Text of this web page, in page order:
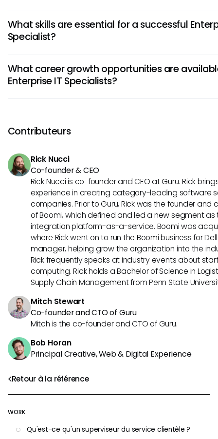
Retour à la référence
WORK
Qu'est-ce qu'un superviseur du service clientèle ?
organization's IT infrastructure, including network systems,
applications. They also play a key role in troubleshooting
What skills are essential for a successful
Specialist?
administration, cybersecurity, and database
problem-solving abilities, strong communication skills, and
What career growth opportunities are
Enterprise IT Specialists?
specializing in areas like cloud computing, artificial
Continuous learning, certifications, and staying updated
Contributeurs
Rick Nucci
Co-founder & CEO
Rick Nucci is co-founder and CEO at Guru. Rick
experience in creating category-leading software
companies. Prior to Guru, Rick was the founder
of Boomi, which defined and led a new segment
integration platform-as-a-service. Boomi was
where Rick went on to run the Boomi business for
manager, helping grow the organization into the
Rick frequently speaks at industry events about
computing. Rick holds a Bachelor of Science in
Supply Chain Management from Penn State
Mitch Stewart
Co-founder and CTO of Guru
Mitch is the co-founder and CTO of Guru.
Bob Horan
Principal Creative, Web & Digital Experience